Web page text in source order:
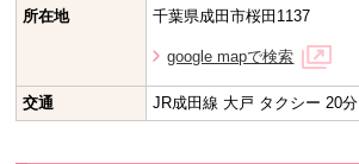
所在地
千葉県成田市桜田1137
google mapで検索
交通 JR成田線 大戸 タクシー 20分